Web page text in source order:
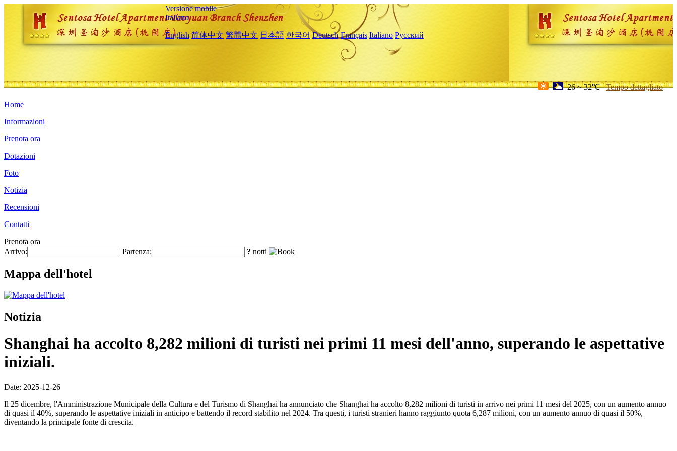
Versione mobile
Italiano
English 简体中文 繁體中文 日本語 한국어 Deutsch Français Italiano Русский
26 ~ 32℃ Tempo dettagliato
Home
Informazioni
Prenota ora
Dotazioni
Foto
Notizia
Recensioni
Contatti
Prenota ora
Arrivo:
Partenza: ? notti
Mappa dell'hotel
Notizia
Shanghai ha accolto 8,282 milioni di turisti nei primi 11 mesi dell'anno, superando le aspettative
iniziali.
Date: 2025-12-26
Il 25 dicembre, l'Amministrazione Municipale della Cultura e del Turismo di Shanghai ha annunciato che Shanghai ha accolto 8,282 milioni di turisti in arrivo nei primi 11 mesi del 2025, con un aumento annuo
di quasi il 40%, superando le aspettative iniziali in anticipo e battendo il record stabilito nel 2024. Tra questi, i turisti stranieri hanno raggiunto quota 6,287 milioni, con un aumento annuo di quasi il 50%,
diventando la principale fonte di crescita.